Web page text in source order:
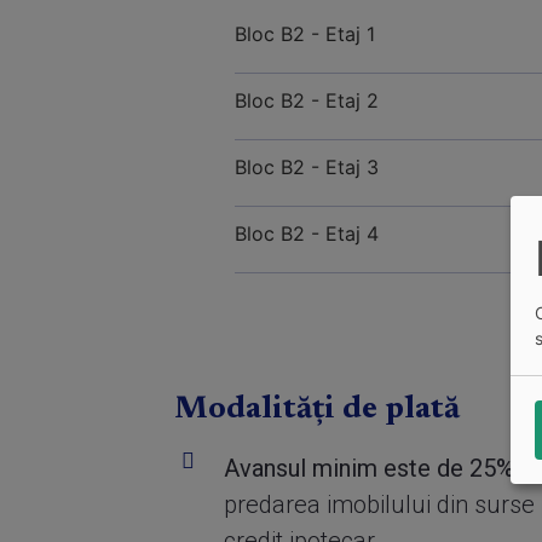
Bloc B2 - Etaj 1
Bloc B2 - Etaj 2
Bloc B2 - Etaj 3
Bloc B2 - Etaj 4
Modalități de plată
Avansul minim este de 25%
predarea imobilului din surse